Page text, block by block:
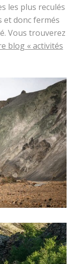
les plus reculés
et donc fermés
Vous trouverez
blog « activités